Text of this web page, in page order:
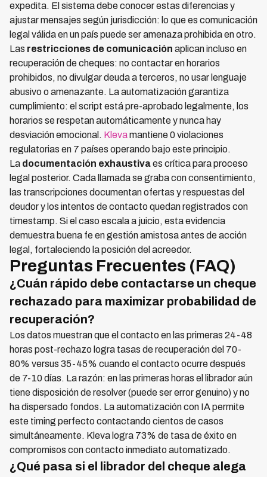
expedita. El sistema debe conocer estas diferencias y
ajustar mensajes según jurisdicción: lo que es comunicación
legal válida en un país puede ser amenaza prohibida en otro.
Las restricciones de comunicación aplican incluso en
recuperación de cheques: no contactar en horarios
prohibidos, no divulgar deuda a terceros, no usar lenguaje
abusivo o amenazante. La automatización garantiza
cumplimiento: el script está pre-aprobado legalmente, los
horarios se respetan automáticamente y nunca hay
desviación emocional. Klevamantiene 0 violaciones
regulatorias en 7 países operando bajo este principio.
La documentación exhaustivaes crítica para proceso
legal posterior. Cada llamada se graba con consentimiento,
las transcripciones documentan ofertas y respuestas del
deudor y los intentos de contacto quedan registrados con
timestamp. Si el caso escala a juicio, esta evidencia
demuestra buena fe en gestión amistosa antes de acción
legal, fortaleciendo la posición del acreedor.
Preguntas Frecuentes (FAQ)
¿Cuán rápido debe contactarse un cheque
rechazado para maximizar probabilidad de
recuperación?
Los datos muestran que el contacto en las primeras 24-48
horas post-rechazo logra tasas de recuperación del 70-
80% versus 35-45% cuando el contacto ocurre después
de 7-10 días. La razón: en las primeras horas el librador aún
tiene disposición de resolver (puede ser error genuino) y no
ha dispersado fondos. La automatización con IA permite
este timing perfecto contactando cientos de casos
simultáneamente. Kleva logra 73% de tasa de éxito en
compromisos con contacto inmediato automatizado.
¿Qué pasa si el librador del cheque alega